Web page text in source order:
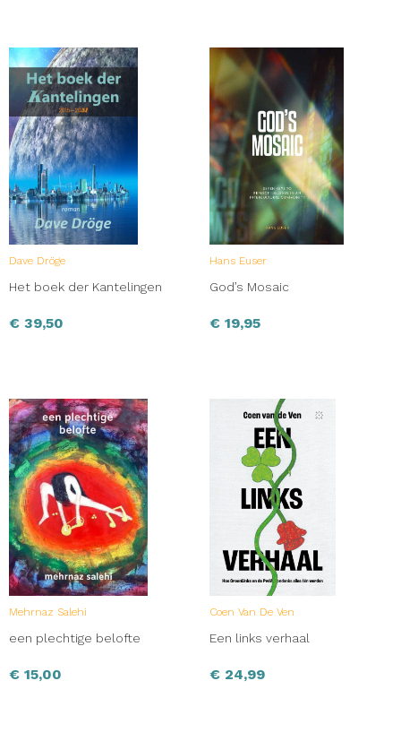
Dave Dröge
Het boek der Kantelingen
€ 39,50
Hans Euser
God’s Mosaic
€ 19,95
Mehrnaz Salehi
een plechtige belofte
€ 15,00
Coen Van De Ven
Een links verhaal
€ 24,99